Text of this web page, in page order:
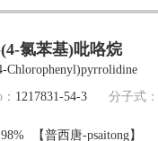
氯苯基)吡咯烷
Chlorophenyl)pyrrolidine
1217831-54-3 分子式：
98% 【普西唐-psaitong】